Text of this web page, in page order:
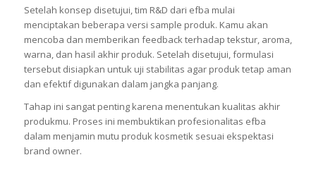
2. Formulasi dan Pembuatan Sample
Setelah konsep disetujui, tim R&D dari efba mulai
menciptakan beberapa versi sample produk. Kamu akan
mencoba dan memberikan feedback terhadap tekstur, aroma,
tersebut disiapkan untuk uji stabilitas agar produk tetap aman
dan efektif digunakan dalam jangka panjang.
Tahap ini sangat penting karena menentukan kualitas akhir